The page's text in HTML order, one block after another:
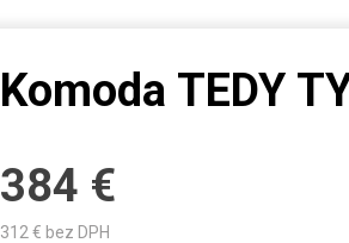
Komoda TEDY
384 €
312 € bez DPH